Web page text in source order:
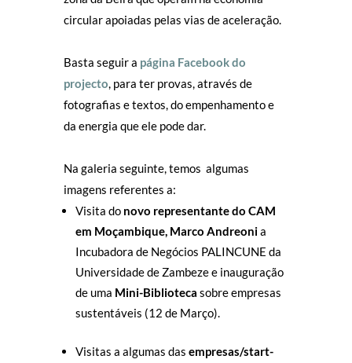
circular apoiadas pelas vias de aceleração.
Basta seguir a página Facebook do
projecto , para ter provas, através de
fotografias e textos, do empenhamento e
da energia que ele pode dar.
Na galeria seguinte, temos algumas
imagens referentes a:
Visita do novo representante do CAM
em Moçambique, Marco Andreonia
Incubadora de Negócios PALINCUNE da
Universidade de Zambeze e inauguração
de uma Mini-Biblioteca sobre empresas
sustentáveis (12 de Março).
Visitas a algumas das empresas/start-